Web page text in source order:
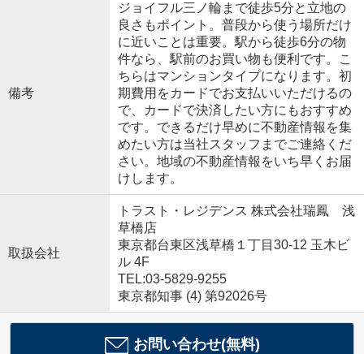
備考
ジョイフル三ノ輪まで徒歩5分と立地の
良さもポイント。普段から使う場所だけ
に近いことは重要。駅から徒歩6分の物
件なら、駅前のお買い物も便利です。こ
ちらはマンションタイプになります。初
期費用をカードでお支払いいただけるの
で、カードで決済したい方にもおすすめ
です。できるだけ早めに不動産情報を集
めたい方は当社スタッフまでご連絡くだ
さい。地域の不動産情報をいち早くお届
けします。
取扱会社
トラスト・レジデンス 株式会社瑞鳳 浅
草橋店
東京都台東区浅草橋１丁目30-12 玉木ビ
ル 4F
TEL:03-5829-9255
東京都知事 (4) 第92026号
お問い合わせ(無料)